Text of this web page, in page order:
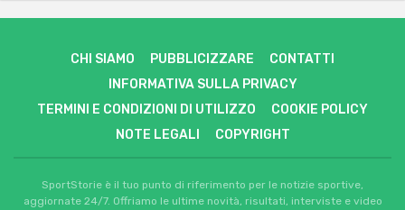
CHI SIAMO PUBBLICIZZARE
CONTATTI
INFORMATIVA SULLA PRIVACY
TERMINI E CONDIZIONI DI UTILIZZO
COOKIE POLICY
NOTE LEGALI
COPYRIGHT
SportStorie è il tuo punto di riferimento per le notizie sportive,
aggiornate 24/7. Offriamo le ultime novità, risultati, interviste e video